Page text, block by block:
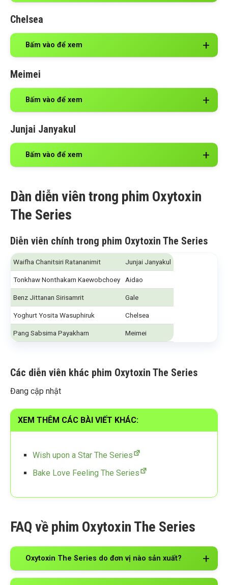
Chelsea
Bấm vào để xem
Meimei
Bấm vào để xem
Junjai Janyakul
Bấm vào để xem
Dàn diễn viên trong phim Oxytoxin
The Series
Diễn viên chính trong phim Oxytoxin The Series
Waifha Chanitsiri Ratananimit Junjai Janyakul
Tonkhaw Nonthakarn Kaewobchoey Aidao
Benz Jittanan Sirisamrit Gale
Yoghurt Yosita Wasuphiruk Chelsea
Pang Sabsima Payakharn Meimei
Các diễn viên khác phim Oxytoxin The Series
Đang cập nhật
XEM THÊM CÁC BÀI VIẾT KHÁC:
Wish upon a Star The Series
Bake Love Feeling The Series
FAQ về phim Oxytoxin The Series
Oxytoxin The Series do đơn vị nào sản xuất?